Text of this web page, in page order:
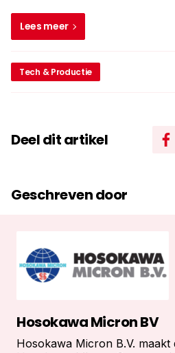
Lees meer
Tech & Productie
Deel dit artikel
Geschreven door
Hosokawa Micron BV
Hosokawa Micron B.V. maakt